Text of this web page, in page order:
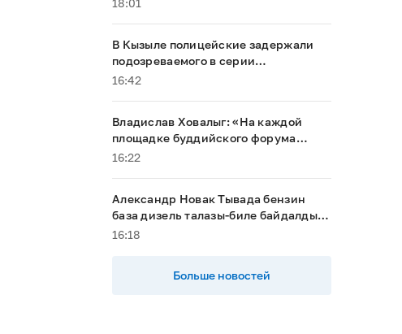
18:01
В Кызыле полицейские задержали
подозреваемого в серии
мошенничеств
16:42
Владислав Ховалыг: «На каждой
площадке буддийского форума
будет обеспечен строгий контроль
16:22
Александр Новак Тывада бензин
база дизель талазы-биле байдалды
хыналдада алган
16:18
Больше новостей